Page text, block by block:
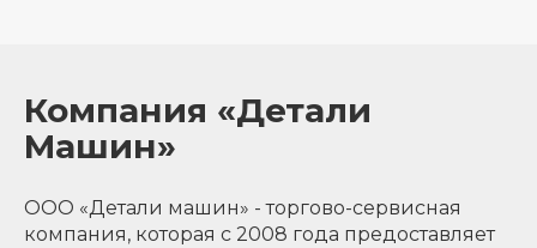
Компания «Детали
Машин»
ООО «Детали машин» - торгово-сервисная
компания, которая с 2008 года предоставляет